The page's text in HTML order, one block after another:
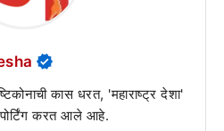
कास धरत, 'महाराष्ट्र देशा'
करत आले आहे.